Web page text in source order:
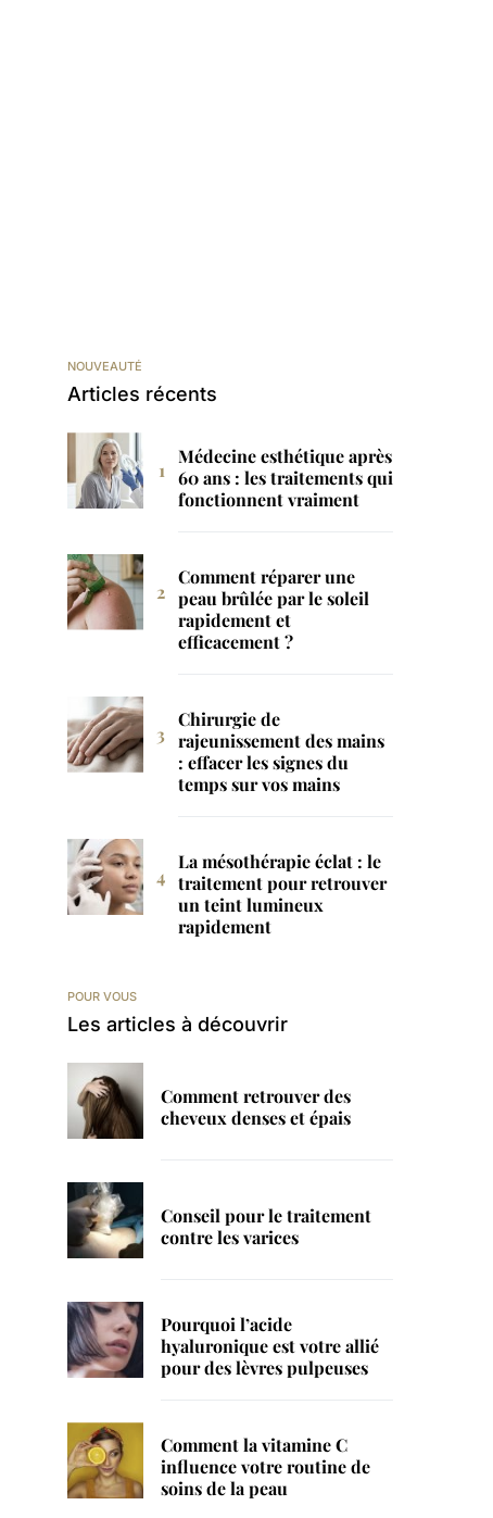
NOUVEAUTÉ
Articles récents
Médecine esthétique après
60 ans : les traitements qui
fonctionnent vraiment
Comment réparer une
peau brûlée par le soleil
rapidement et
efficacement ?
Chirurgie de
rajeunissement des mains
: effacer les signes du
temps sur vos mains
La mésothérapie éclat : le
traitement pour retrouver
un teint lumineux
rapidement
POUR VOUS
Les articles à découvrir
Comment retrouver des
cheveux denses et épais
Conseil pour le traitement
contre les varices
Pourquoi l’acide
hyaluronique est votre allié
pour des lèvres pulpeuses
Comment la vitamine C
influence votre routine de
soins de la peau